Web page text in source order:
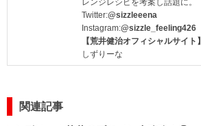
Twitter:@sizzleeena
Instagram:@sizzle_feeling426
【荒井健治オフィシャルサイト】
しずりーな
関連記事